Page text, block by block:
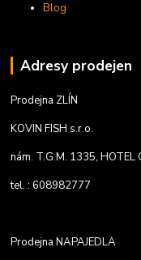
Blog
Adresy prodejen
Prodejna ZLÍN
KOVIN FISH s.r.o.
nám. T.G.M. 1335, HOTEL
tel. : 608982777
Prodejna NAPAJEDLA